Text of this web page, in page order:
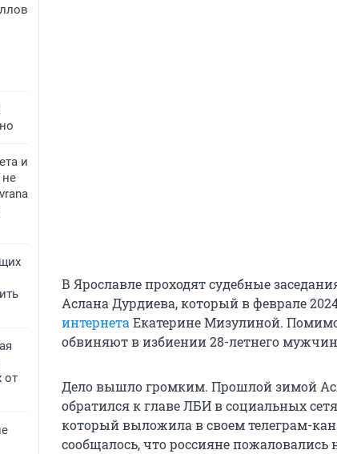
и
не
от
В Ярославле проходят судебные
Аслана Дурдиева, который в феврале
интернета Екатерине Мизулиной. Помимо
обвиняют в избиении 28-летнего
Дело вышло громким. Прошлой зимой
обратился к главе ЛБИ в социальных
который выложила в своем телеграм-
сообщалось, что россияне